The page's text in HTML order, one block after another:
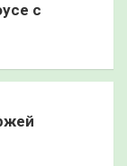
с